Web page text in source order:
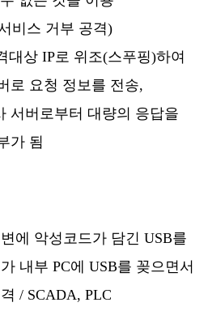
비스 거부 공격)
대상 IP로 위조(스푸핑)하여
로 요청 정보를 전송,
서버로부터 대량의 응답을
가 됨
에 악성코드가 담긴 USB를
내부 PC에 USB를 꽂으면서
/ SCADA, PLC